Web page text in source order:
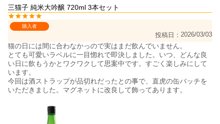
三猫子 純米大吟醸 720ml 3本セット
購入者
投稿日 2026/03/03
猫の日には間に合わなかっので実はまだ飲んでいません。
とても可愛いラベルに一目惚れで即決しました。いつ、どんな良
い日に飲もうかとワクワクして思案中です。すごく楽しみにして
います。
今回は酒ストラップが品切れだったとの事で、直虎の缶バッチを
いただきました。マグネットに改良して飾ってあります。